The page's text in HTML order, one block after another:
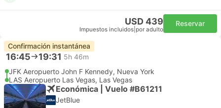
USD 439
Impuestos incluidos por adulto
Reservar
Confirmación instantánea
16:45 19:31 5h 46m
JFK Aeropuerto John F Kennedy, Nueva York
LAS Aeropuerto Las Vegas, Las Vegas
Económica | Vuelo #B61211
JetBlue